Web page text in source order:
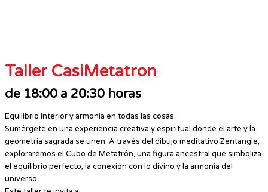
Taller CasiMetatron
de 18:00 a 20:30 horas
Equilibrio interior y armonía en todas las cosas.
Sumérgete en una experiencia creativa y espiritual donde el arte y la
geometría sagrada se unen. A través del dibujo meditativo Zentangle,
exploraremos el Cubo de Metatrón, una figura ancestral que simboliza
el equilibrio perfecto, la conexión con lo divino y la armonía del
universo.